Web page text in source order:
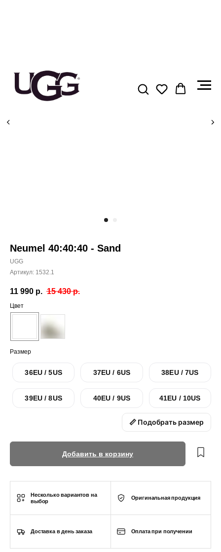
Neumel 40:40:40 - Sand
UGG
Артикул: 1532.1
11 990 р. 15 430 р.
Цвет
Размер
36EU / 5US 37EU / 6US 38EU / 7US
39EU / 8US 40EU / 9US 41EU / 10US
📏 Подобрать размер
Добавить в корзину
Несколько вариантов на
выбор
Оригинальная продукция
Доставка в день заказа Оплата при получении